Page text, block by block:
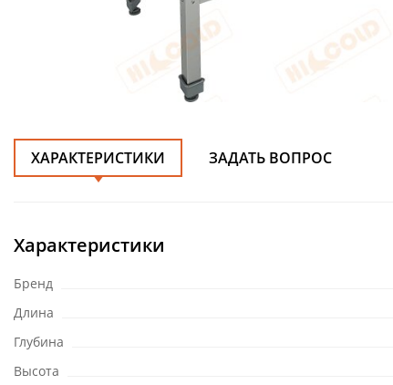
ХАРАКТЕРИСТИКИ ЗАДАТЬ ВОПРОС
Характеристики
Бренд
Длина
Глубина
Высота